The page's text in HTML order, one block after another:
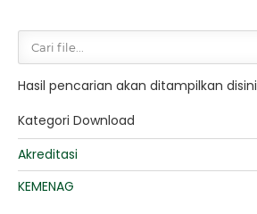
Hasil pencarian akan ditampilkan disini
Kategori Download
Akreditasi
KEMENAG